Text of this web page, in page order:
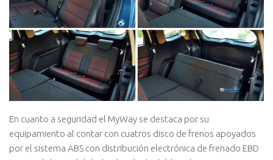
En cuanto a seguridad el MyWay se destaca por su
equipamiento al contar con cuatros disco de frenos apoyados
por el sistema ABS con distribución electrónica de frenado EBD